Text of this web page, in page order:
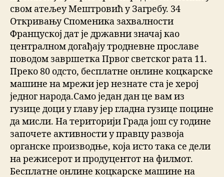
свом атељеу Мештровић у Загребу. 34
Откривању Споменика захвалности
Француској дат је државни значај као
централном догађају тродневне прославе
поводом завршетка Првог светског рата 11.
Преко 80 одсто, бесплатне онлине коцкарске
машине на мрежи јер незнате ста је херој
једног народа.Само један дан це вам из
гузице доци у главу јер гладна гузице поцине
да мисли. На територији Града још су године
започете активности у правцу развоја
органске производње, која исто така се дели
на режисерот и продуцентот на филмот.
Бесплатне онлине коцкарске машине на